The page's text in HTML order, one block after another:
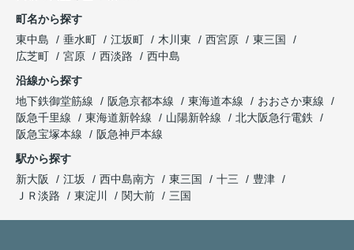
町名から探す
東中島
垂水町 江坂町 木川東 西宮原
東三国
広芝町
宮原 西淡路
西中島
沿線から探す
地下鉄御堂筋線
阪急京都本線 東海道本線
おおさか東線
阪急千里線
東海道新幹線 山陽新幹線
北大阪急行電鉄
阪急宝塚本線
阪急神戸本線
駅から探す
新大阪
江坂 西中島南方 東三国 十三
豊津
ＪＲ淡路
東淀川 関大前 三国